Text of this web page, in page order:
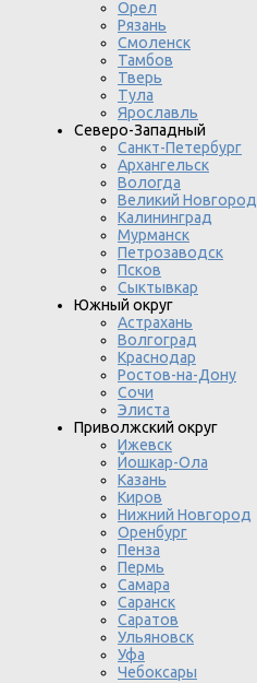
Орел
Рязань
Смоленск
Тамбов
Тверь
Тула
Ярославль
Северо-Западный
Санкт-Петербург
Архангельск
Вологда
Великий Новгород
Калининград
Мурманск
Петрозаводск
Псков
Сыктывкар
Южный округ
Астрахань
Волгоград
Краснодар
Ростов-на-Дону
Сочи
Элиста
Приволжский округ
Ижевск
Йошкар-Ола
Казань
Киров
Нижний Новгород
Оренбург
Пенза
Пермь
Самара
Саранск
Саратов
Ульяновск
Уфа
Чебоксары